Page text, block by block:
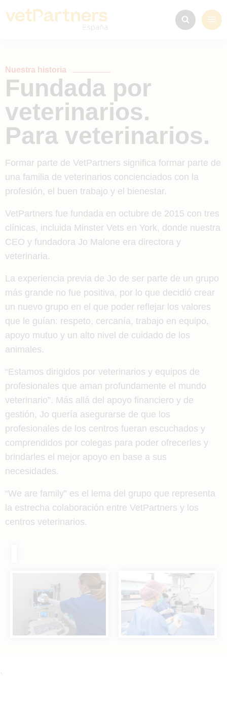
Nuestra historia
Fundada por
veterinarios.
Para veterinarios.
Formar parte de VetPartners significa formar parte de
una familia de veterinarios concienciados con la
profesión, el buen trabajo y el bienestar.
VetPartners fue fundada en octubre de 2015 con tres
clínicas, incluida Minster Vets en York, donde nuestra
CEO y fundadora Jo Malone era directora y
veterinaria.
La experiencia previa de Jo de ser parte de un grupo
más grande no fue positiva, por lo que decidió crear
un nuevo grupo en el que poder reflejar los valores
que le guían: respeto, cercanía, trabajo en equipo,
apoyo mutuo y un alto nivel de cuidado de los
animales.
“Estamos dirigidos por veterinarios y equipos de
profesionales que aman profundamente el mundo
veterinario”. Más allá del apoyo financiero y de
gestión, Jo quería asegurarse de que los
profesionales de los centros fueran escuchados y
comprendidos por colegas para poder ofrecerles y
brindarles el mejor apoyo en base a sus
necesidades.
“We are family” es el lema del grupo que representa
la estrecha colaboración entre VetPartners y los
centros veterinarios.
`